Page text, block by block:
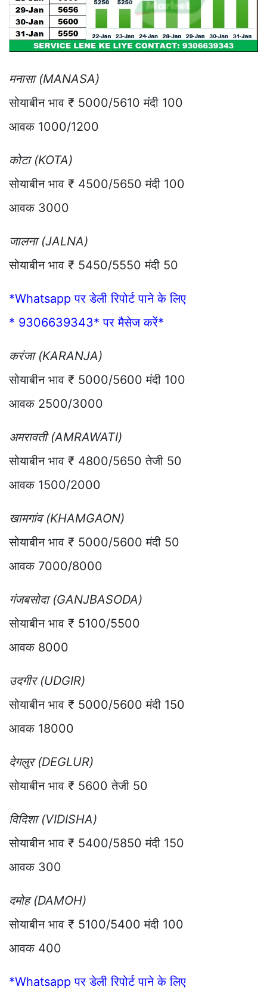
मनासा (MANASA)
सोयाबीन भाव ₹ 5000/5610 मंदी 100
आवक 1000/1200
कोटा (KOTA)
सोयाबीन भाव ₹ 4500/5650 मंदी 100
आवक 3000
जालना (JALNA)
सोयाबीन भाव ₹ 5450/5550 मंदी 50
*Whatsapp पर डेली रिपोर्ट पाने के लिए
* 9306639343* पर मैसेज करें*
करंजा (KARANJA)
सोयाबीन भाव ₹ 5000/5600 मंदी 100
आवक 2500/3000
अमरावती (AMRAWATI)
सोयाबीन भाव ₹ 4800/5650 तेजी 50
आवक 1500/2000
खामगांव (KHAMGAON)
सोयाबीन भाव ₹ 5000/5600 मंदी 50
आवक 7000/8000
गंजबसोदा (GANJBASODA)
सोयाबीन भाव ₹ 5100/5500
आवक 8000
उदगीर (UDGIR)
सोयाबीन भाव ₹ 5000/5600 मंदी 150
आवक 18000
देगलुर (DEGLUR)
सोयाबीन भाव ₹ 5600 तेजी 50
विदिशा (VIDISHA)
सोयाबीन भाव ₹ 5400/5850 मंदी 150
आवक 300
दमोह (DAMOH)
सोयाबीन भाव ₹ 5100/5400 मंदी 100
आवक 400
*Whatsapp पर डेली रिपोर्ट पाने के लिए